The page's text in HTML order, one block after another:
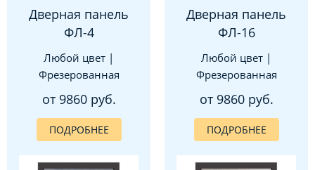
Дверная панель
ФЛ-4
Любой цвет |
Фрезерованная
от 9860 руб.
ПОДРОБНЕЕ
Дверная панель
ФЛ-16
Любой цвет |
Фрезерованная
от 9860 руб.
ПОДРОБНЕЕ